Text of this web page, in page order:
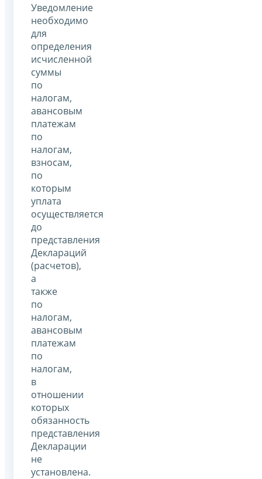
Уведомление
необходимо
для
определения
исчисленной
суммы
по
налогам,
авансовым
платежам
по
налогам,
взносам,
по
которым
уплата
осуществляется
до
представления
Деклараций
(расчетов),
а
также
по
налогам,
авансовым
платежам
по
налогам,
в
отношении
которых
обязанность
представления
Декларации
не
установлена.